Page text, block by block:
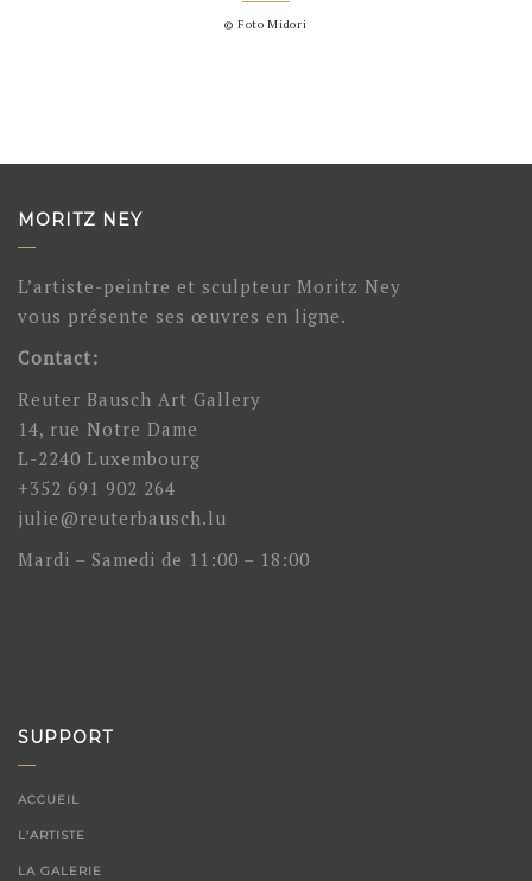
© Foto Midori
MORITZ NEY
L’artiste-peintre et sculpteur Moritz Ney
vous présente ses œuvres en ligne.
Contact:
Reuter Bausch Art Gallery
14, rue Notre Dame
L-2240 Luxembourg
+352 691 902 264
julie@reuterbausch.lu
Mardi – Samedi de 11:00 – 18:00
SUPPORT
ACCUEIL
L’ARTISTE
LA GALERIE